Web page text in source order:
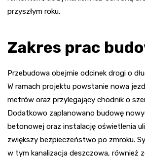
przyszłym roku.
Zakres prac
Przebudowa obejmie odcinek drogi o
W ramach projektu powstanie nowa
metrów oraz przylegający chodnik o
Dodatkowo zaplanowano budowę
betonowej oraz instalację oświetlenia
zwiększy bezpieczeństwo po zmroku.
w tym kanalizacja deszczowa, również